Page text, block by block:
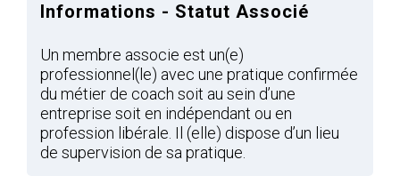
Informations - Statut Associé
Un membre associe est un(e)
professionnel(le) avec une pratique confirmée
du métier de coach soit au sein d’une
entreprise soit en indépendant ou en
profession libérale. Il (elle) dispose d’un lieu
de supervision de sa pratique.